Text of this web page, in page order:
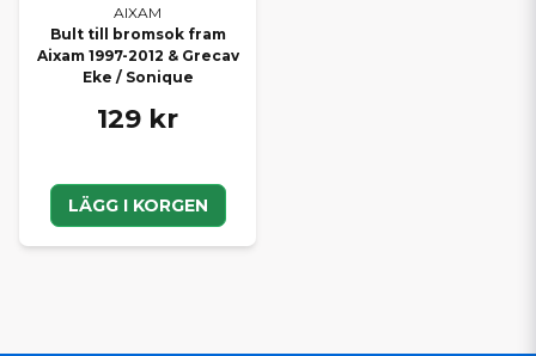
AIXAM
Bult till bromsok fram
Aixam 1997-2012 & Grecav
Eke / Sonique
129 kr
LÄGG I KORGEN